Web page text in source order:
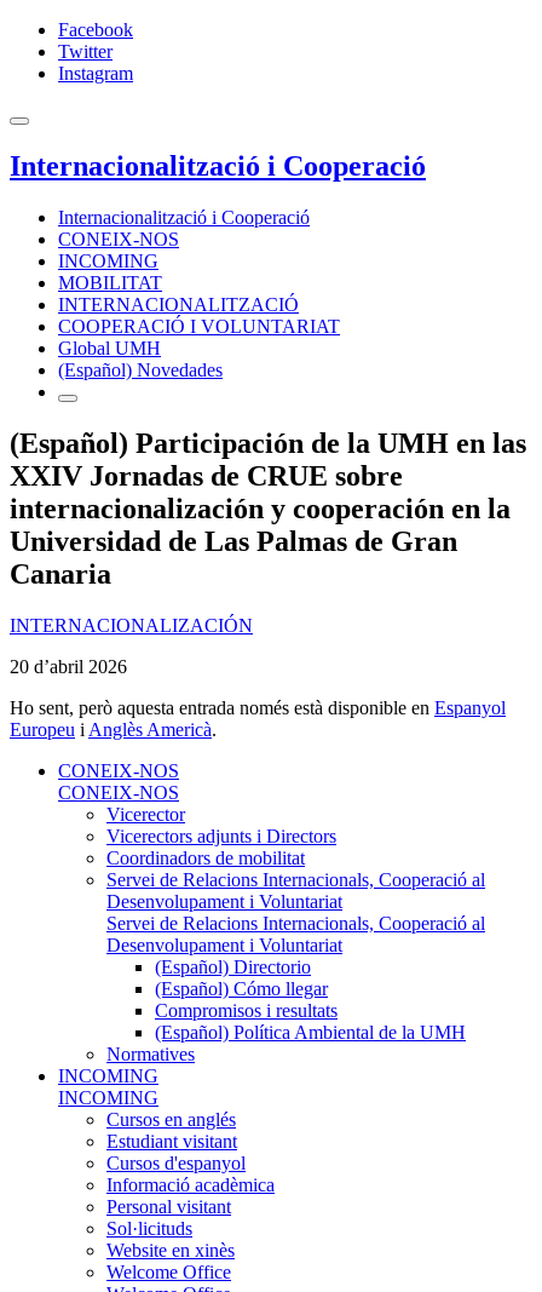
Facebook
Twitter
Instagram
Internacionalització i Cooperació
Internacionalització i Cooperació
CONEIX-NOS
INCOMING
MOBILITAT
INTERNACIONALITZACIÓ
COOPERACIÓ I VOLUNTARIAT
Global UMH
(Español) Novedades
(Español) Participación de la UMH en las
XXIV Jornadas de CRUE sobre
internacionalización y cooperación en la
Universidad de Las Palmas de Gran
Canaria
INTERNACIONALIZACIÓN
20 d’abril 2026
Ho sent, però aquesta entrada només està disponible en Espanyol
Europeu i Anglès Americà.
CONEIX-NOS
CONEIX-NOS
Vicerector
Vicerectors adjunts i Directors
Coordinadors de mobilitat
Servei de Relacions Internacionals, Cooperació al
Desenvolupament i Voluntariat
Servei de Relacions Internacionals, Cooperació al
Desenvolupament i Voluntariat
(Español) Directorio
(Español) Cómo llegar
Compromisos i resultats
(Español) Política Ambiental de la UMH
Normatives
INCOMING
INCOMING
Cursos en anglés
Estudiant visitant
Cursos d'espanyol
Informació acadèmica
Personal visitant
Sol·licituds
Website en xinès
Welcome Office